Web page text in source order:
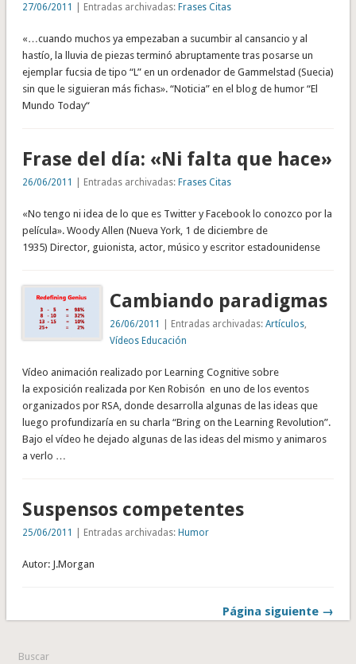
27/06/2011 | Entradas archivadas: Frases Citas
«…cuando muchos ya empezaban a sucumbir al cansancio y al
hastío, la lluvia de piezas terminó abruptamente tras posarse un
ejemplar fucsia de tipo “L” en un ordenador de Gammelstad (Suecia)
sin que le siguieran más fichas». “Noticia” en el blog de humor “El
Mundo Today“
Frase del día: «Ni falta que hace»
26/06/2011 | Entradas archivadas: Frases Citas
«No tengo ni idea de lo que es Twitter y Facebook lo conozco por la
película». Woody Allen (Nueva York, 1 de diciembre de
1935) Director, guionista, actor, músico y escritor estadounidense
Cambiando paradigmas
26/06/2011 | Entradas archivadas:Artículos
Vídeos Educación
Vídeo animación realizado por Learning Cognitive sobre
la exposición realizada por Ken Robisón en uno de los eventos
organizados por RSA, donde desarrolla algunas de las ideas que
luego profundizaría en su charla “Bring on the Learning Revolution”.
Bajo el vídeo he dejado algunas de las ideas del mismo y animaros
a verlo …
Suspensos competentes
25/06/2011 | Entradas archivadas: Humor
Autor: J.Morgan
Página siguiente →
Buscar